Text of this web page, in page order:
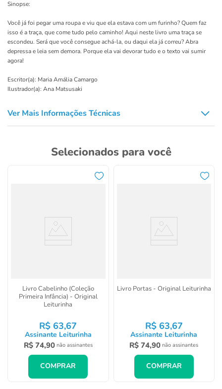
Sinopse:
Você já foi pegar uma roupa e viu que ela estava com um furinho? Quem faz
isso é a traça, que come tudo pelo caminho! Aqui neste livro uma traça se
escondeu. Será que você consegue achá-la, ou daqui ela já correu? Abra
depressa e leia sem demora. Porque ela vai devorar tudo e o texto vai sumir
agora!
Escritor(a): Maria Amália Camargo
Ilustrador(a): Ana Matsusaki
Ver Mais Informações Técnicas
Selecionados para você
Livro Cabelinho (Coleção
Primeira Infância) - Original
Leiturinha
R$ 63,67
Assinante Leiturinha
R$ 74,90 não assinantes
COMPRAR
Livro Portas - Original Leiturinha
R$ 63,67
Assinante Leiturinha
R$ 74,90 não assinantes
COMPRAR